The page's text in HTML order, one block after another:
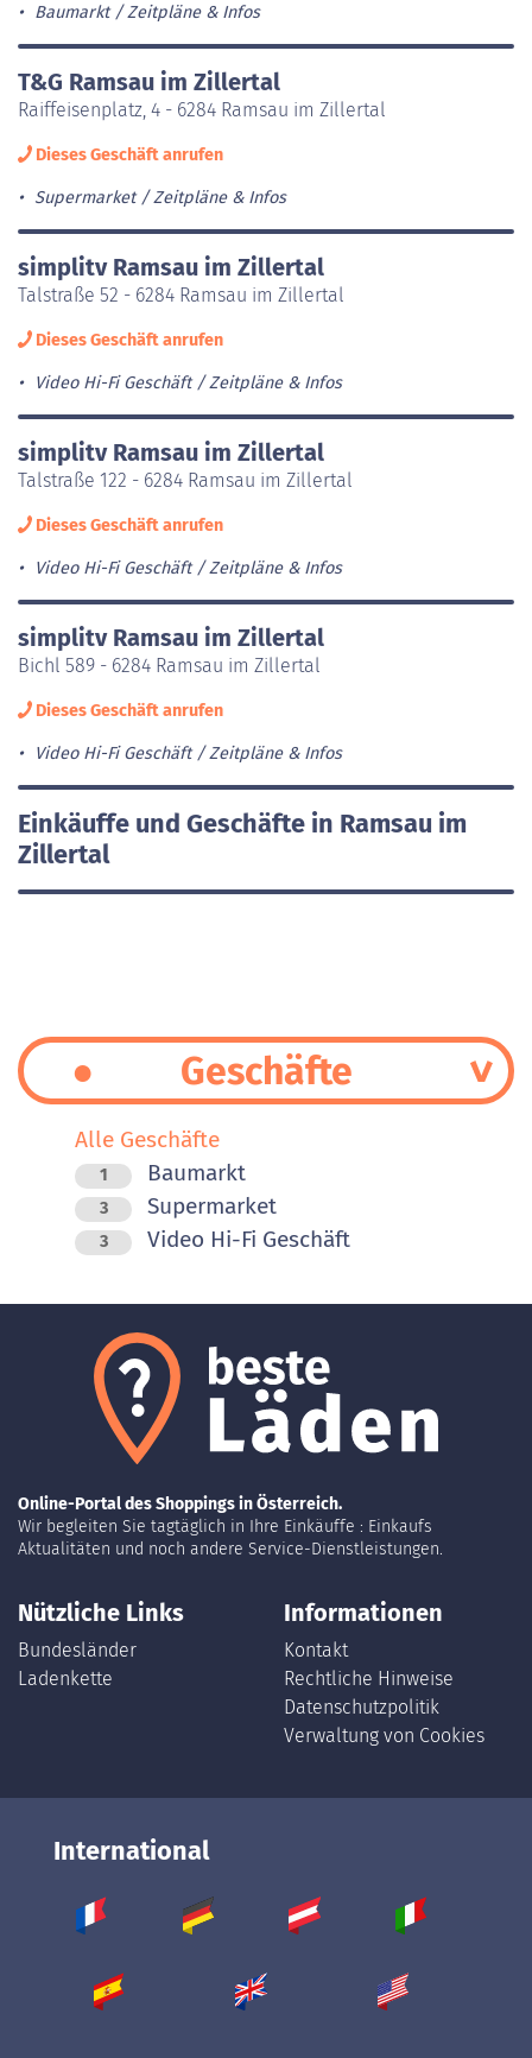
Baumarkt Zeitpläne & Infos
T&G Ramsau im Zillertal
Raiffeisenplatz, 4 - 6284 Ramsau im Zillertal
Dieses Geschäft anrufen
Supermarket Zeitpläne & Infos
simplitv Ramsau im Zillertal
Talstraße 52 - 6284 Ramsau im Zillertal
Dieses Geschäft anrufen
Video Hi-Fi Geschäft Zeitpläne & Infos
simplitv Ramsau im Zillertal
Talstraße 122 - 6284 Ramsau im Zillertal
Dieses Geschäft anrufen
Video Hi-Fi Geschäft Zeitpläne & Infos
simplitv Ramsau im Zillertal
Bichl 589 - 6284 Ramsau im Zillertal
Dieses Geschäft anrufen
Video Hi-Fi Geschäft Zeitpläne & Infos
Einkäuffe und Geschäfte in Ramsau im
Zillertal
Geschäfte
Alle Geschäfte
1 Baumarkt
3 Supermarket
3 Video Hi-Fi Geschäft
Online-Portal des Shoppings in Österreich.
Wir begleiten Sie tagtäglich in Ihre Einkäuffe : Einkaufs
Aktualitäten und noch andere Service-Dienstleistungen.
Nützliche Links
Bundesländer
Ladenkette
Informationen
Kontakt
Rechtliche Hinweise
Datenschutzpolitik
Verwaltung von Cookies
International